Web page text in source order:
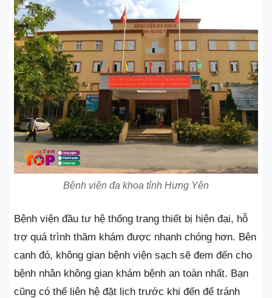
Bệnh viện đa khoa tỉnh Hưng Yên
Bệnh viện đầu tư hệ thống trang thiết bị hiện đại, hỗ
trợ quá trình thăm khám được nhanh chóng hơn. Bên
cạnh đó, không gian bệnh viện sạch sẽ đem đến cho
bệnh nhân không gian khám bệnh an toàn nhất. Bạn
cũng có thể liên hệ đặt lịch trước khi đến để tránh